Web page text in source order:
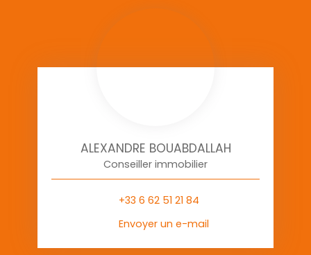
ALEXANDRE BOUABDALLAH
Conseiller immobilier
+33 6 62 51 21 84
Envoyer un e-mail